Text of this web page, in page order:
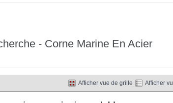
LED
- Corne Marine En Acier
Afficher
Afficher vue de grille